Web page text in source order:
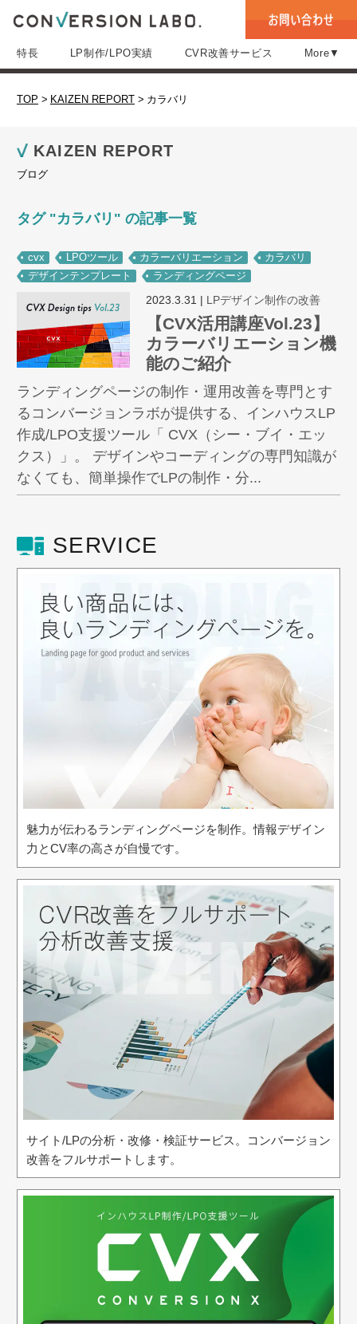
特長 LP制作/LPO実績 CVR改善サービス More▼
TOP > KAIZEN REPORT > カラバリ
KAIZEN REPORT
ブログ
タグ "カラバリ" の記事一覧
cvx LPOツール カラーバリエーション
カラバリ
デザインテンプレート
ランディングページ
2023.3.31 | LPデザイン制作の改善
【CVX活用講座Vol.23】
カラーバリエーション機
能のご紹介
ランディングページの制作・運用改善を専門とす
るコンバージョンラボが提供する、インハウスLP
作成/LPO支援ツール「 CVX（シー・ブイ・エッ
クス）」。 デザインやコーディングの専門知識が
なくても、簡単操作でLPの制作・分...
SERVICE
魅力が伝わるランディングページを制作。情報デザイン
力とCV率の高さが自慢です。
サイト/LPの分析・改修・検証サービス。コンバージョン
改善をフルサポートします。